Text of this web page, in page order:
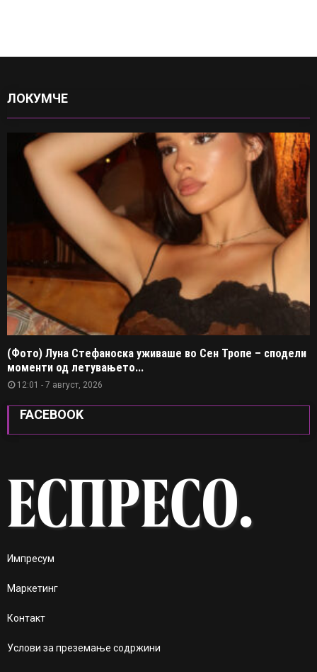
ЛОКУМЧЕ
(Фото) Луна Стефаноска уживаше во Сен Тропе – сподели
моменти од летувањето...
12:01 - 7 август, 2026
FACEBOOK
Импресум
Маркетинг
Контакт
Услови за преземање содржини